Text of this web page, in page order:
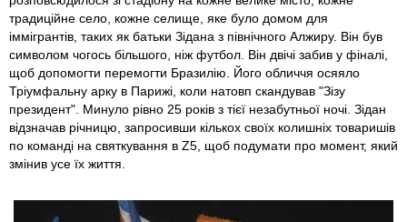
традиційне село, кожне селище, яке було домом для
іммігрантів, таких як батьки Зідана з північного Алжиру. Він був
символом чогось більшого, ніж футбол. Він двічі забив у фіналі,
щоб допомогти перемогти Бразилію. Його обличчя осяяло
Тріумфальну арку в Парижі, коли натовп скандував "Зізу
президент". Минуло рівно 25 років з тієї незабутньої ночі. Зідан
відзначав річницю, запросивши кількох своїх колишніх товаришів
по команді на святкування в Z5, щоб подумати про момент, який
змінив усе їх життя.